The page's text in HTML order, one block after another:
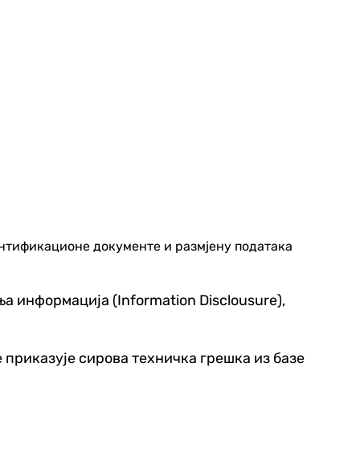
документе и размјену података
информација (Information Disclousure),
сирова техничка грешка из базе